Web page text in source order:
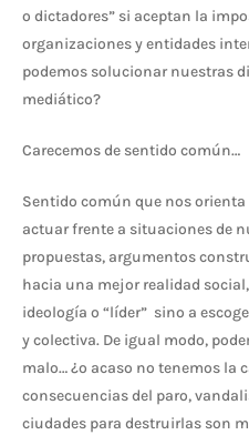
o dictadores” si aceptan la
organizaciones y entidades
podemos solucionar nuestras
mediático?
Carecemos de sentido común…
Sentido común que nos
actuar frente a situaciones de
propuestas, argumentos
hacia una mejor realidad
ideología o “líder” sino a
y colectiva. De igual modo,
malo… ¿o acaso no tenemos la
consecuencias del paro,
ciudades para destruirlas son